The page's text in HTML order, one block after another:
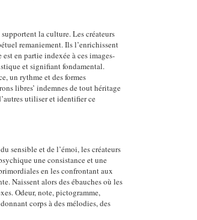
la culture. Les créateurs
remaniement. Ils l’enrichissent
en partie indexée à ces images-
et signifiant fondamental.
un rythme et des formes
libres’ indemnes de tout héritage
utiliser et identifier ce
sensible et de l’émoi, les créateurs
une consistance et une
en les confrontant aux
Naissent alors des ébauches où les
Odeur, note, pictogramme,
corps à des mélodies, des